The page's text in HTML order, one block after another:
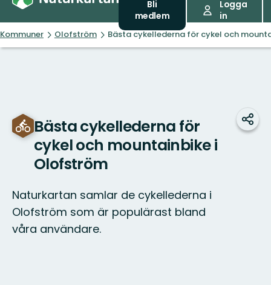
Bli
medlem
Logga
in
Kommuner Olofström Bästa cykellederna för cykel och
Bästa cykellederna för
cykel och mountainbike i
Olofström
Naturkartan samlar de cykellederna i
Olofström som är populärast bland
våra användare.
Dela